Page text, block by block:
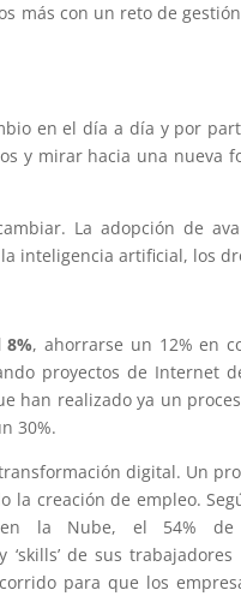
más con un reto de
en el día a día y por
y mirar hacia una nueva
La adopción de
inteligencia artificial, los
, ahorrarse un 12% en
proyectos de Internet
han realizado ya un
30%.
digital. Un
la creación de empleo.
en la Nube, el 54%
de sus trabajadores
para que los